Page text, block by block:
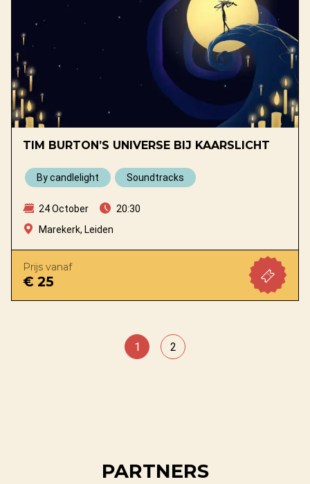
TIM BURTON’S UNIVERSE BIJ KAARSLICHT
By candlelight Soundtracks
24 October
20:30
Marekerk, Leiden
Prijs vanaf
€ 25
1 2
PARTNERS